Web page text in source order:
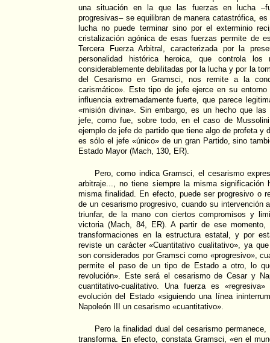
una situación en la que las fuerzas en lucha
progresivas– se equilibran de manera catastrófica,
lucha no puede terminar sino por el exterminio
cristalización agónica de esas fuerzas permite de
Tercera Fuerza Arbitral, caracterizada por la
personalidad histórica heroica, que controla
considerablemente debilitadas por la lucha y por la
del Cesarismo en Gramsci, nos remite a la
carismático». Este tipo de jefe ejerce en su entorno
influencia extremadamente fuerte, que parece
«misión divina». Sin embargo, es un hecho que
jefe, como fue, sobre todo, en el caso de
ejemplo de jefe de partido que tiene algo de profeta y
es sólo el jefe «único» de un gran Partido, sino
Estado Mayor (Mach, 130, ER).
Pero, como indica Gramsci, el cesarismo
arbitraje..., no tiene siempre la misma significación
misma finalidad. En efecto, puede ser progresivo o
de un cesarismo progresivo, cuando su intervención
triunfar, de la mano con ciertos compromisos y
victoria (Mach, 84, ER). A partir de ese momento,
transformaciones en la estructura estatal, y por
reviste un carácter «Cuantitativo cualitativo», ya
son considerados por Gramsci como «progresivo»,
permite el paso de un tipo de Estado a otro, lo
revolución». Este será el cesarismo de Cesar y
cuantitativo-cualitativo. Una fuerza es
evolución del Estado «siguiendo una línea
Napoleón III un cesarismo «cuantitativo».
Pero la finalidad dual del cesarismo
transforma. En efecto, constata Gramsci, «en el